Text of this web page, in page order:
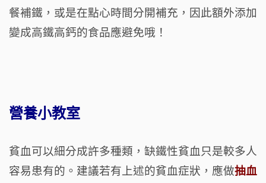
餐補鐵，或是在點心時間分開補充，因此額外添加
變成高鐵高鈣的食品應避免哦！
營養小教室
貧血可以細分成許多種類，缺鐵性貧血只是較多人
容易患有的。建議若有上述的貧血症狀，應做抽血